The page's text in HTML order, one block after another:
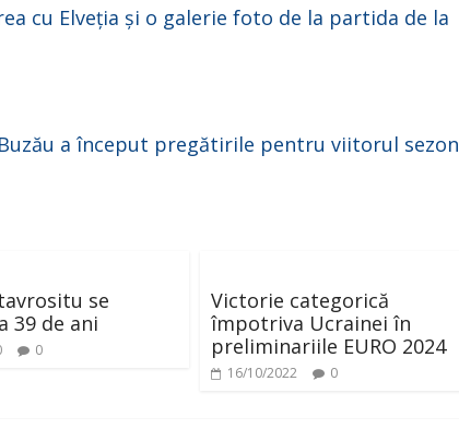
cu Elveția și o galerie foto de la partida de la
a început pregătirile pentru viitorul sezon
se
39 de ani
0
Victorie categorică
împotriva Ucrainei în
preliminariile EURO 2024
16/10/2022 0